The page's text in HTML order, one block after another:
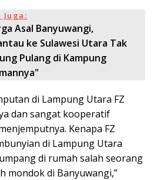
Juga:
Asal Banyuwangi,
ke Sulawesi Utara Tak
Pulang di Kampung
di Lampung Utara FZ
dan sangat kooperatif
Kenapa FZ
di Lampung Utara
di rumah salah seorang
mondok di Banyuwangi,”